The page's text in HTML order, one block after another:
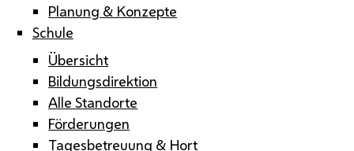
Planung & Konzepte
Schule
Übersicht
Bildungsdirektion
Alle Standorte
Förderungen
Tagesbetreuung & Hort